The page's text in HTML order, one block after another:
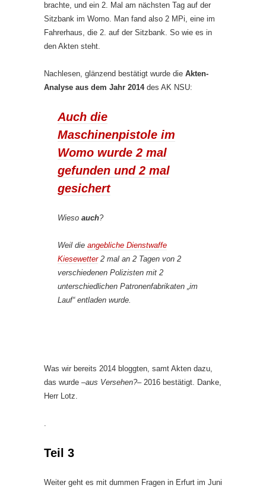
brachte, und ein 2. Mal am nächsten Tag auf der
Sitzbank im Womo. Man fand also 2 MPi, eine im
Fahrerhaus, die 2. auf der Sitzbank. So wie es in
den Akten steht.
Nachlesen, glänzend bestätigt wurde die Akten-
Analyse aus dem Jahr 2014des AK NSU:
Auch die
Maschinenpistole im
Womo wurde 2 mal
gefunden und 2 mal
gesichert
Wieso auch?
Weil die angebliche Dienstwaffe
Kiesewetter2 mal an 2 Tagen von 2
verschiedenen Polizisten mit 2
unterschiedlichen Patronenfabrikaten „im
Lauf“ entladen wurde.
Was wir bereits 2014 bloggten, samt Akten dazu,
das wurde –aus Versehen?– 2016 bestätigt. Danke,
Herr Lotz.
.
Teil 3
Weiter geht es mit dummen Fragen in Erfurt im Juni